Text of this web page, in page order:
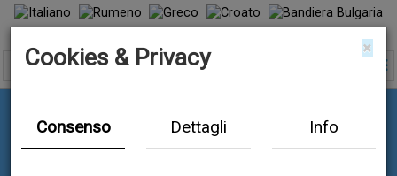
×
Cookies & Privacy
Consenso Dettagli Info